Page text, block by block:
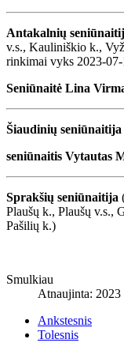
Antakalnių
v.s., Kauliniškio k.,
rinkimai vyks 2023-
Seniūnaitė Lina
Šiaudinių seniūnaitija
seniūnaitis Vytautas
Sprakšių seniūnaitija
Plaušų k., Plaušų v.s.,
Pašilių k.)
Smulkiau
Atnaujinta:
Ankstesnis
Tolesnis